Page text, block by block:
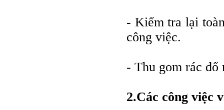
- Kiểm tra lại
công việc.
- Thu gom rác
2.Các công việc